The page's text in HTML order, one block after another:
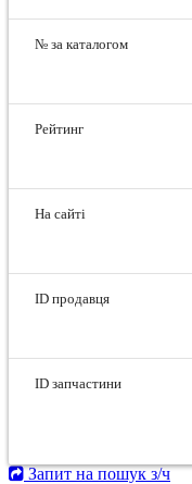
№ за каталогом
Рейтинг
На сайті
ID продавця
ID запчастини
Запит на пошук з/ч